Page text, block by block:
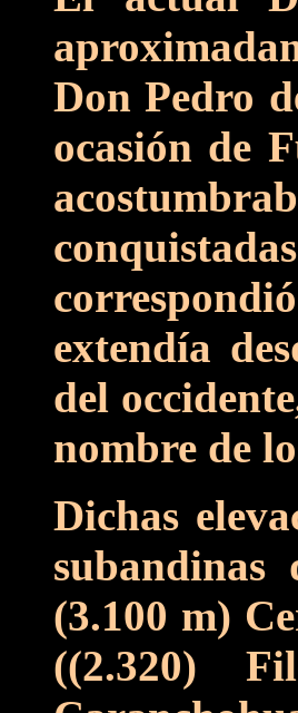
Don Pedro
ocasión de
extendía
del
nombre de
Dichas
(3.100 m)
((2.320)